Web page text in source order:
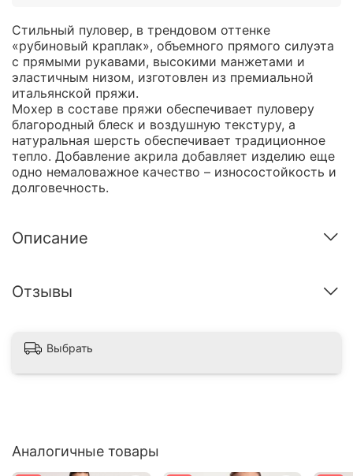
Стильный пуловер, в трендовом оттенке
«рубиновый краплак», объемного прямого силуэта
с прямыми рукавами, высокими манжетами и
эластичным низом, изготовлен из премиальной
итальянской пряжи.
Мохер в составе пряжи обеспечивает пуловеру
благородный блеск и воздушную текстуру, а
натуральная шерсть обеспечивает традиционное
тепло. Добавление акрила добавляет изделию еще
одно немаловажное качество – износостойкость и
долговечность.
Описание
Отзывы
Выбрать
Аналогичные товары